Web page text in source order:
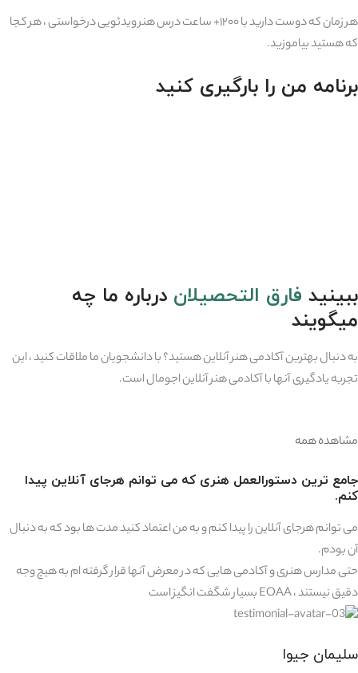
هر زمان که دوست دارید با ۱۲۰۰+ ساعت درس هنر ویدئویی درخواستی ، هر کجا
که هستید بیاموزید.
برنامه من را بارگیری کنید
ببینید فارق التحصیلان درباره ما چه
میگویند
به دنبال بهترین آکادمی هنر آنلاین هستید؟ با دانشجویان ما ملاقات کنید ، این
تجربه یادگیری آنها با آکادمی هنر آنلاین اجومال است.
مشاهده همه
جامع ترین دستورالعمل هنری که می توانم هرجای آنلاین پیدا
کنم.
می توانم هرجای آنلاین را پیدا کنم و به من اعتماد کنید مدت ها بود که به دنبال
آن بودم.
حتی مدارس هنری و آکادمی هایی که در معرض آنها قرار گرفته ام به هیچ وجه
دقیق نیستند ، EOAA بسیار شگفت انگیز است
سلیمان جیوا